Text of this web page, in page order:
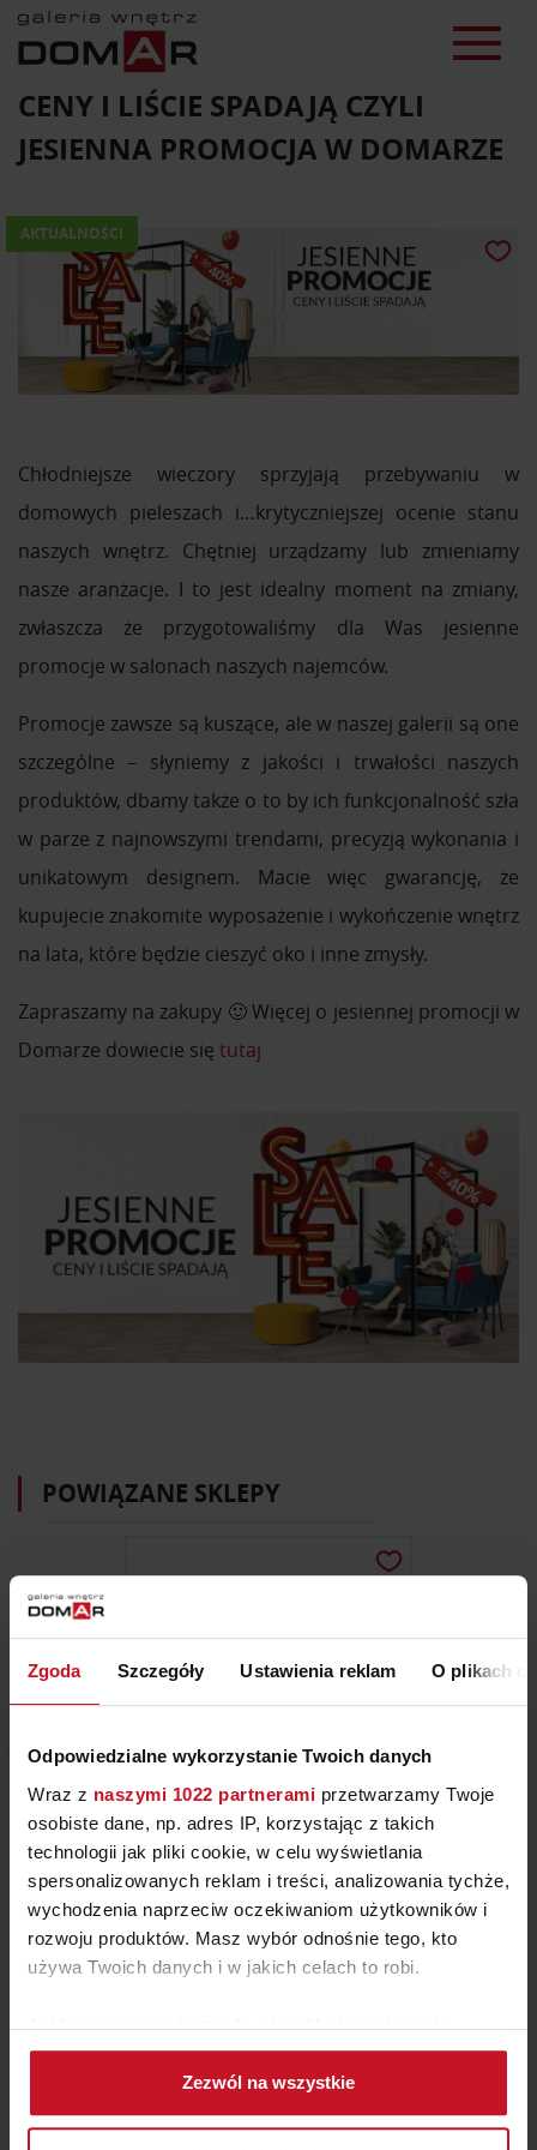
Zgoda Szczegóły Ustawienia reklam O plikach
Odpowiedzialne wykorzystanie Twoich danych
Wraz z naszymi 1022 partnerami przetwarzamy Twoje
osobiste dane, np. adres IP, korzystając z takich
technologii jak pliki cookie, w celu wyświetlania
spersonalizowanych reklam i treści, analizowania tychże,
wychodzenia naprzeciw oczekiwaniom użytkowników i
rozwoju produktów. Masz wybór odnośnie tego, kto
używa Twoich danych i w jakich celach to robi.
Jeśli wyrazisz na to zgodę, chcielibyśmy również:
Gromadzić dane dotyczące Twojej lokalizacji
geograficznej z dokładnością nawet do kilku metrów
Identyfikować Twoje urządzenie, aktywnie
Zezwól na wszystkie
CENY I LIŚCIE SPADAJĄ CZYLI
JESIENNA PROMOCJA W DOMARZE
AKTUALNOŚCI
Chłodniejsze wieczory sprzyjają przebywaniu w
domowych pieleszach i…krytyczniejszej ocenie stanu
naszych wnętrz. Chętniej urządzamy lub zmieniamy
nasze aranżacje. I to jest idealny moment na zmiany,
zwłaszcza że przygotowaliśmy dla Was jesienne
promocje w salonach naszych najemców.
Promocje zawsze są kuszące, ale w naszej galerii są one
szczególne – słyniemy z jakości i trwałości naszych
produktów, dbamy także o to by ich funkcjonalność szła
w parze z najnowszymi trendami, precyzją wykonania i
unikatowym designem. Macie więc gwarancję, że
kupujecie znakomite wyposażenie i wykończenie wnętrz
na lata, które będzie cieszyć oko i inne zmysły.
Zapraszamy na zakupy 🙂 Więcej o jesiennej promocji w
Domarze dowiecie się tutaj
POWIĄZANE SKLEPY
DYWANY
71/ 727 41 03
tekstylia, dywany; podłogi